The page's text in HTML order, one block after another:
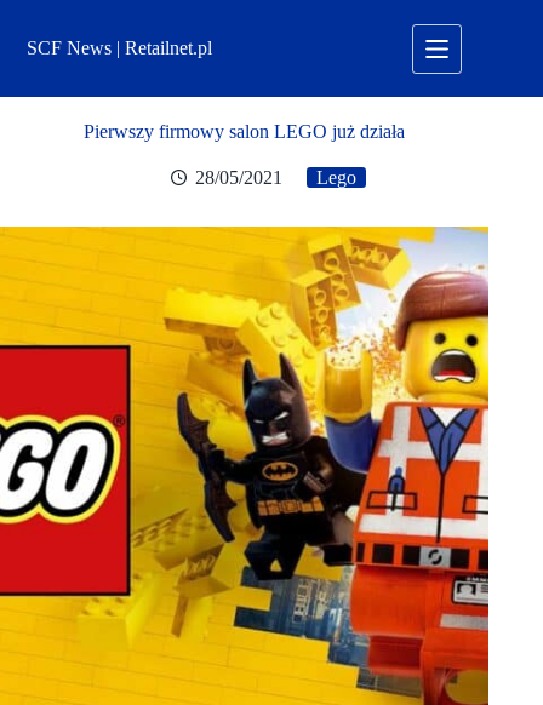
treściSCF News | Retailnet.pl
Pierwszy firmowy salon LEGO już działa
28/05/2021 Lego